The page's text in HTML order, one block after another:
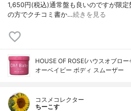
1,650円(税込)通常盤も良いのですが限
の方でクチコミ書か…続きを見る
HOUSE OF ROSE(ハウスオブロー
オーベイビー ボディ スムーザー
コスメコレクター
ちーこす